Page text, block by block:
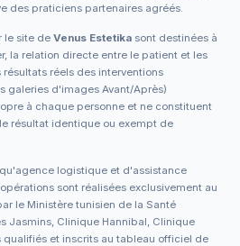
des praticiens partenaires agréés.
le site de Venus Estetika sont destinées à
la relation directe entre le patient et les
réels des interventions
galeries d'images Avant/Après)
à chaque personne et ne constituent
résultat identique ou exempt de
logistique et d'assistance
sont réalisées exclusivement au
le Ministère tunisien de la Santé
Jasmins, Clinique Hannibal, Clinique
qualifiés et inscrits au tableau officiel de